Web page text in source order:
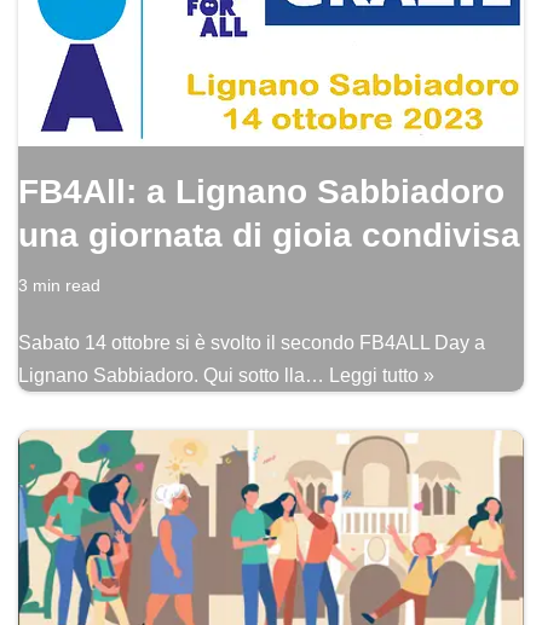
FB4All: a Lignano Sabbiadoro
una giornata di gioia condivisa
3 min read
Sabato 14 ottobre si è svolto il secondo FB4ALL Day a
Lignano Sabbiadoro. Qui sotto lla… Leggi tutto »